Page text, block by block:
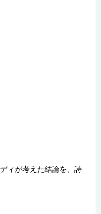
ィが考えた結論を、詩